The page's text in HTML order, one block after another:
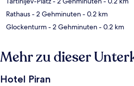
Rathaus- 2 Gehminuten- 0.2 km
Glockenturm- 2 Gehminuten- 0.2 km
Mehr zu dieser
Hotel Piran